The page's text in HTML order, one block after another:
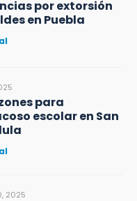
por extorsión
en Puebla
para
escolar en San
2025